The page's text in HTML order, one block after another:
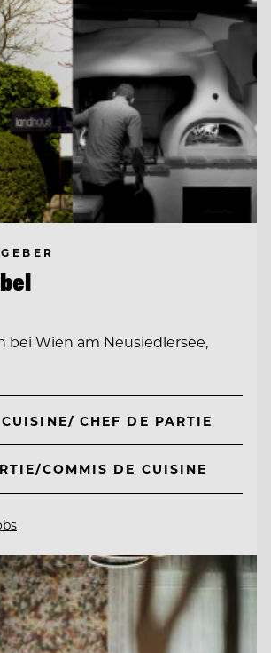
bei Wien am Neusiedlersee,
CHEF DE PARTIE
COMMIS DE CUISINE